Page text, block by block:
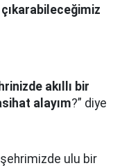
akıllı bir
alayım?” diye
ulu bir